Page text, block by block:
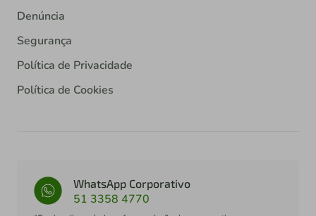
Denúncia
Segurança
Política de Privacidade
Política de Cookies
WhatsApp Corporativo
51 3358 4770